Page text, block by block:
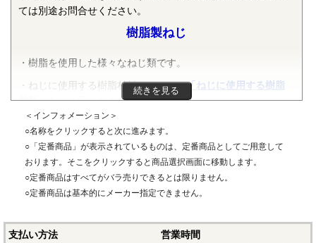
ては別途お問合せください。
樹脂製ねじ
・樹脂を使用した様々なねじ類です。
・ねじに使用する樹脂材料については「ねじに使用する樹脂
材料」をご参照ください。
続きを見る
＜インフォメーション＞
○名称をクリックすると次に進みます。
○「定番商品」が表示されているものは、定番商品としてご用意して
おります。そこをクリックすると商品選択画面に移動します。
○定番商品はすべてがバラ売りできるとは限りません。
○定番商品は基本的にメーカー指定できません。
支払い方法
営業時間